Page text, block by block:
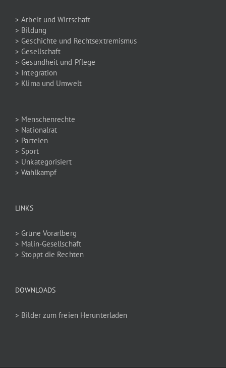
> Arbeit und Wirtschaft
> Bildung
> Geschichte und Rechtsextremismus
> Gesellschaft
> Gesundheit und Pflege
> Integration
> Klima und Umwelt
> Menschenrechte
> Nationalrat
> Parteien
> Sport
> Unkategorisiert
> Wahlkampf
LINKS
> Grüne Vorarlberg
> Malin-Gesellschaft
> Stoppt die Rechten
DOWNLOADS
> Bilder zum freien Herunterladen